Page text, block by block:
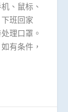
、鼠标、
班回家
理口罩。
有条件，